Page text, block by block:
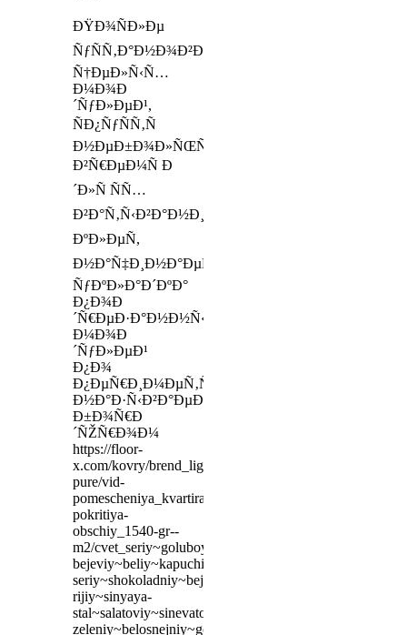
ÐŸÐ¾ÑÐ»Ðµ
ÑƒÑÑ‚Ð°Ð½Ð¾Ð²ÐºÐ¸
Ñ†ÐµÐ»Ñ‹Ñ…
Ð¼Ð¾Ð
´ÑƒÐ»ÐµÐ¹,
ÑÐ¿ÑƒÑÑ‚Ñ
Ð½ÐµÐ±Ð¾Ð»ÑŒÑˆÐ¾Ðµ
Ð²Ñ€ÐµÐ¼Ñ Ð
´Ð»Ñ ÑÑ…
Ð²Ð°Ñ‚Ñ‹Ð²Ð°Ð½Ð¸Ñ
ÐºÐ»ÐµÑ,
Ð½Ð°Ñ‡Ð¸Ð½Ð°ÐµÑ‚ÑÑ
ÑƒÐºÐ»Ð°Ð´ÐºÐ°
Ð¿Ð¾Ð
´Ñ€ÐµÐ·Ð°Ð½Ð½Ñ‹Ñ…
Ð¼Ð¾Ð
´ÑƒÐ»ÐµÐ¹
Ð¿Ð¾
Ð¿ÐµÑ€Ð¸Ð¼ÐµÑ‚Ñ€Ñƒ,
Ð½Ð°Ð·Ñ‹Ð²Ð°ÐµÐ¼Ñ‹Ñ…
Ð±Ð¾Ñ€Ð
´ÑŽÑ€Ð¾Ð¼
https://floor-
x.com/kovry/brend_ligne-
pure/vid-
pomescheniya_kvartira~spalnya/ves-
pokritiya-
obschiy_1540-gr--
m2/cvet_seriy~goluboy~temno-
bejeviy~beliy~kapuchino~serebristiy~bejevo-
seriy~shokoladniy~bejevo-
rijiy~sinyaya-
stal~salatoviy~sinevato-
zeleniy~belosnejniy~golubo-